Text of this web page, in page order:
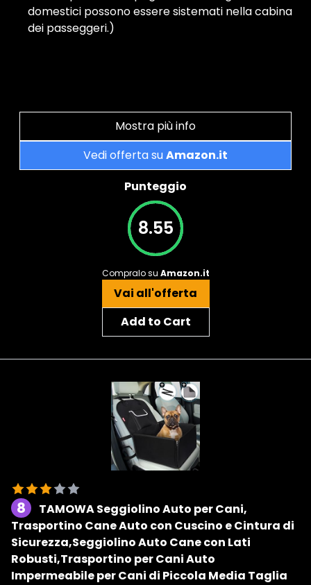
domestici possono essere sistemati nella cabina
dei passeggeri.)
Mostra più info
Vedi offerta suAmazon.it
Punteggio
8.55
Compralo su Amazon.it
Vai all'offerta
Add to Cart
8
TAMOWA Seggiolino Auto per Cani,
Trasportino Cane Auto con Cuscino e Cintura di
Sicurezza,Seggiolino Auto Cane con Lati
Robusti,Trasportino per Cani Auto
Impermeabile per Cani di Piccola Media Taglia